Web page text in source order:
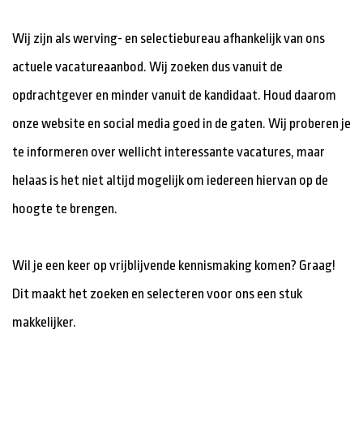
Wij zijn als werving- en selectiebureau afhankelijk van ons
actuele vacatureaanbod. Wij zoeken dus vanuit de
opdrachtgever en minder vanuit de kandidaat. Houd daarom
onze website en social media goed in de gaten. Wij proberen je
te informeren over wellicht interessante vacatures, maar
helaas is het niet altijd mogelijk om iedereen hiervan op de
hoogte te brengen.
Wil je een keer op vrijblijvende kennismaking komen? Graag!
Dit maakt het zoeken en selecteren voor ons een stuk
makkelijker.